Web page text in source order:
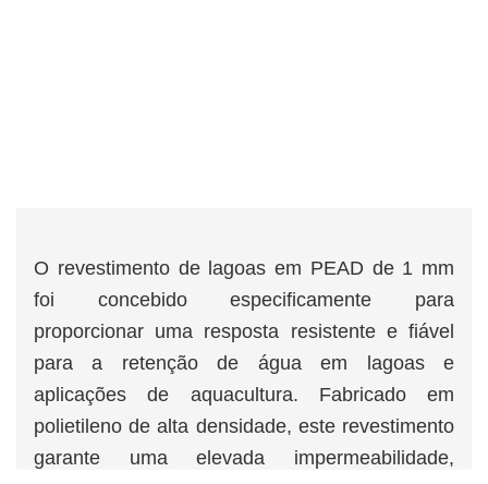
O revestimento de lagoas em PEAD de 1 mm
foi concebido especificamente para
proporcionar uma resposta resistente e fiável
para a retenção de água em lagoas e
aplicações de aquacultura. Fabricado em
polietileno de alta densidade, este revestimento
garante uma elevada impermeabilidade,